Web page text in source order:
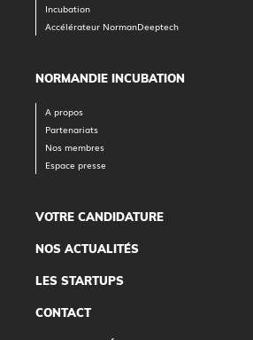
Incubation
Accélérateur NormanDeeptech
NORMANDIE INCUBATION
A propos
Partenariats
Nos membres
Espace presse
VOTRE CANDIDATURE
NOS ACTUALITÉS
LES STARTUPS
CONTACT